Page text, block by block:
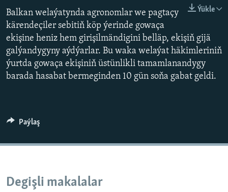
Ýükle
Balkan welaýatynda agronomlar we pagtaçy
kärendeçiler sebitiň köp ýerinde gowaça
ekişine heniz hem girişilmändigini belläp, ekişiň gijä
galýandygyny aýdýarlar. Bu waka welaýat häkimleriniň
ýurtda gowaça ekişiniň üstünlikli tamamlanandygy
barada hasabat bermeginden 10 gün soňa gabat geldi.
Paýlaş
Degişli makalalar